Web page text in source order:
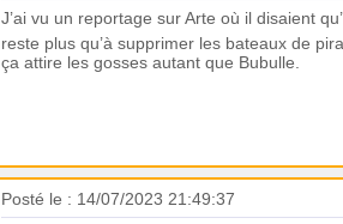
J’ai vu un reportage sur Arte où il disaient
reste plus qu’à supprimer les bateaux de
ça attire les gosses autant que Bubulle.
Posté le : 14/07/2023 21:49:37